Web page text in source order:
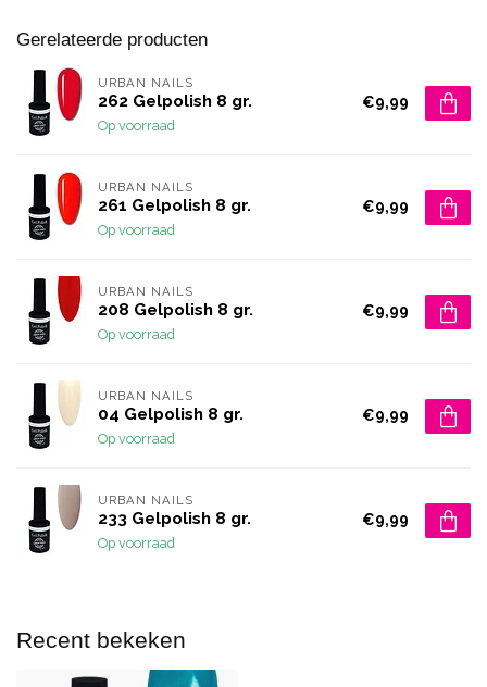
Gerelateerde producten
URBAN NAILS
262 Gelpolish 8 gr.
Op voorraad
€9,99
URBAN NAILS
261 Gelpolish 8 gr.
Op voorraad
€9,99
URBAN NAILS
208 Gelpolish 8 gr.
Op voorraad
€9,99
URBAN NAILS
04 Gelpolish 8 gr.
Op voorraad
€9,99
URBAN NAILS
233 Gelpolish 8 gr.
Op voorraad
€9,99
Recent bekeken